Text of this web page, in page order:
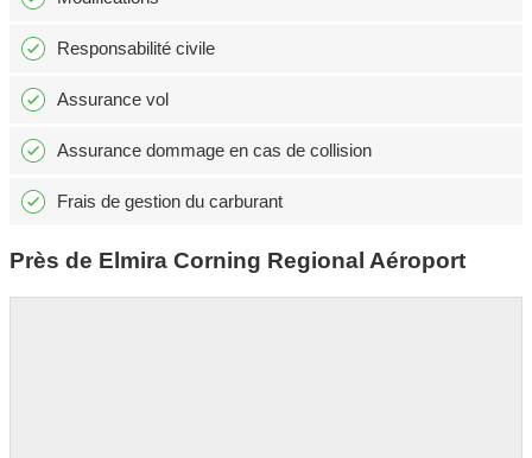
Responsabilité civile
Assurance vol
Assurance dommage en cas de collision
Frais de gestion du carburant
Près de Elmira Corning Regional Aéroport